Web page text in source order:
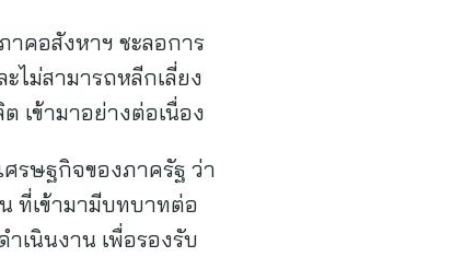
าคอสังหาฯ ชะลอการ
ไม่สามารถหลีกเลี่ยง
เข้ามาอย่างต่อเนื่อง
รษฐกิจของภาครัฐ ว่า
ที่เข้ามามีบทบาทต่อ
เนินงาน เพื่อรองรับ